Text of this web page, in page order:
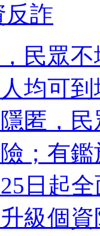
反詐
民眾
均可
匿，
；有
日起
級個